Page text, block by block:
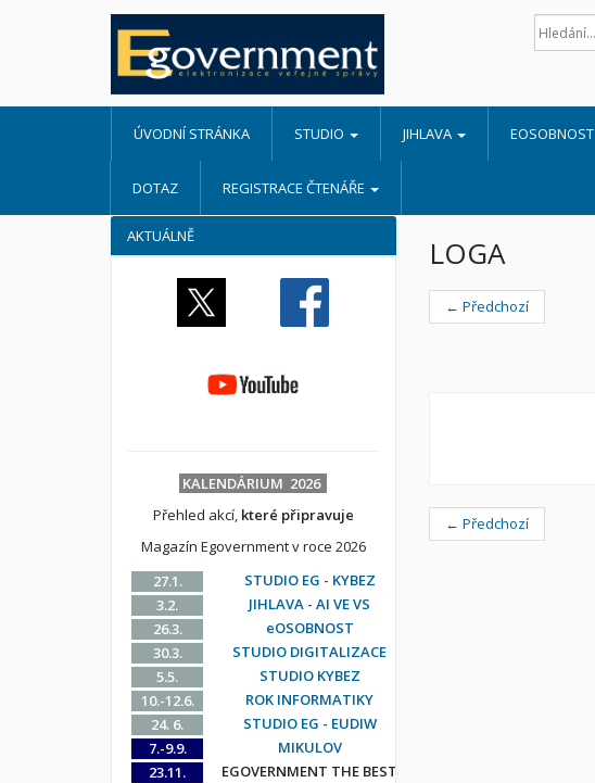
ÚVODNÍ STRÁNKA STUDIO JIHLAVA EOSOBNOST
DOTAZ REGISTRACE ČTENÁŘE
LOGA
← Předchozí
← Předchozí
AKTUÁLNĚ
KALENDÁRIUM 2026
Přehled akcí, které připravuje
Magazín Egovernment v roce 2026
27.1.
STUDIO EG - KYBEZ
3.2.
JIHLAVA - AI VE VS
26.3.
eOSOBNOST
30.3.
STUDIO DIGITALIZACE
5.5.
STUDIO KYBEZ
10.-12.6.
ROK INFORMATIKY
24. 6.
STUDIO EG - EUDIW
7.-9.9.
MIKULOV
23.11.
EGOVERNMENT THE BEST